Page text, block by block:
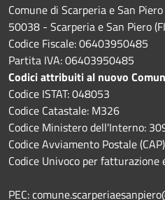
Comune di Scarperia e San
50038 - Scarperia e San Piero
Codice Fiscale: 06403950485
Partita IVA: 06403950485
Codici attribuiti al nuovo
Codice ISTAT: 048053
Codice Catastale: M326
Codice Ministero dell'Interno:
Codice Avviamento Postale
Codice Univoco per fatturazione
PEC: